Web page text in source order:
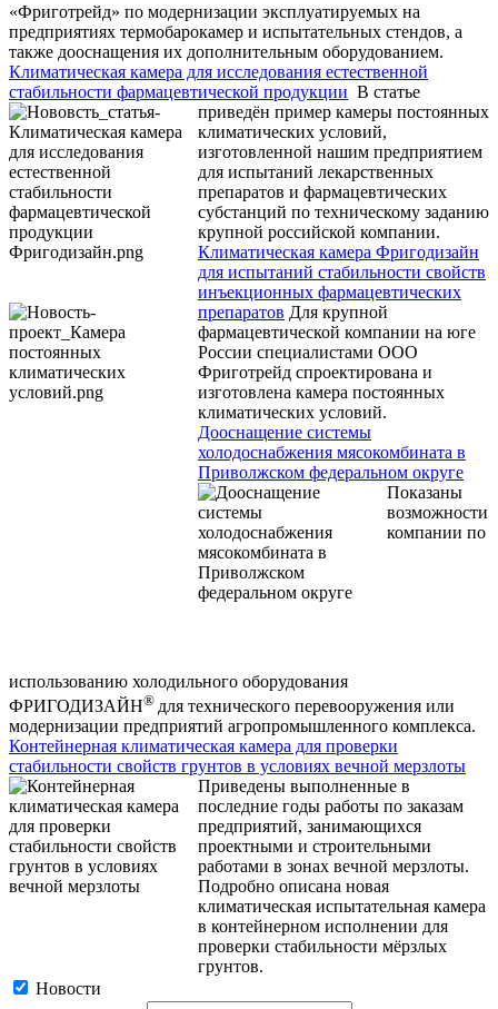
«Фриготрейд» по модернизации эксплуатируемых на
предприятиях термобарокамер и испытательных стендов, а
также дооснащения их дополнительным оборудованием.
Климатическая камера для исследования естественной
стабильности фармацевтической продукции В статье
приведён пример камеры постоянных
климатических условий,
изготовленной нашим предприятием
для испытаний лекарственных
препаратов и фармацевтических
субстанций по техническому заданию
крупной российской компании.
Климатическая камера Фригодизайн
для испытаний стабильности свойств
инъекционных фармацевтических
препаратов Для крупной
фармацевтической компании на юге
России специалистами ООО
Фриготрейд спроектирована и
изготовлена камера постоянных
климатических условий.
Дооснащение системы
холодоснабжения мясокомбината в
Приволжском федеральном округе
Показаны
возможности
компании по
использованию холодильного оборудования
ФРИГОДИЗАЙН® для технического перевооружения или
модернизации предприятий агропромышленного комплекса.
Контейнерная климатическая камера для проверки
стабильности свойств грунтов в условиях вечной мерзлоты
Приведены выполненные в
последние годы работы по заказам
предприятий, занимающихся
проектными и строительными
работами в зонах вечной мерзлоты.
Подробно описана новая
климатическая испытательная камера
в контейнерном исполнении для
проверки стабильности мёрзлых
грунтов.
Новости